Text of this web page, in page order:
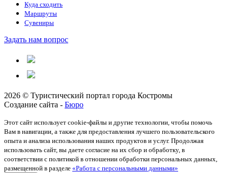
Куда сходить
Маршруты
Сувениры
Задать нам вопрос
2026 © Туристический портал города Костромы
Создание сайта - Бюро
Этот сайт использует cookie-файлы и другие технологии, чтобы помочь
Вам в навигации, а также для предоставления лучшего пользовательского
опыта и анализа использования наших продуктов и услуг. Продолжая
использовать сайт, вы даете согласие на их сбор и обработку, в
соответствии с политикой в отношении обработки персональных данных,
размещенной в разделе «Работа с персональными данными»